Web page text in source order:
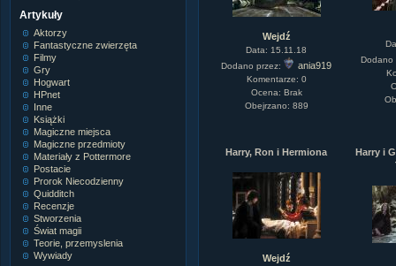
Artykuły
Aktorzy
Fantastyczne zwierzęta
Filmy
Gry
Hogwart
HPnet
Inne
Książki
Magiczne miejsca
Magiczne przedmioty
Materiały z Pottermore
Postacie
Prorok Niecodzienny
Quidditch
Recenzje
Stworzenia
Świat magii
Teorie, przemyslenia
Wywiady
Wejdź
Data: 15.11.18
Dodano przez:
ania919
Komentarze: 0
Ocena: Brak
Obejrzano: 889
Harry, Ron i Hermiona
Wejdź
Harry i